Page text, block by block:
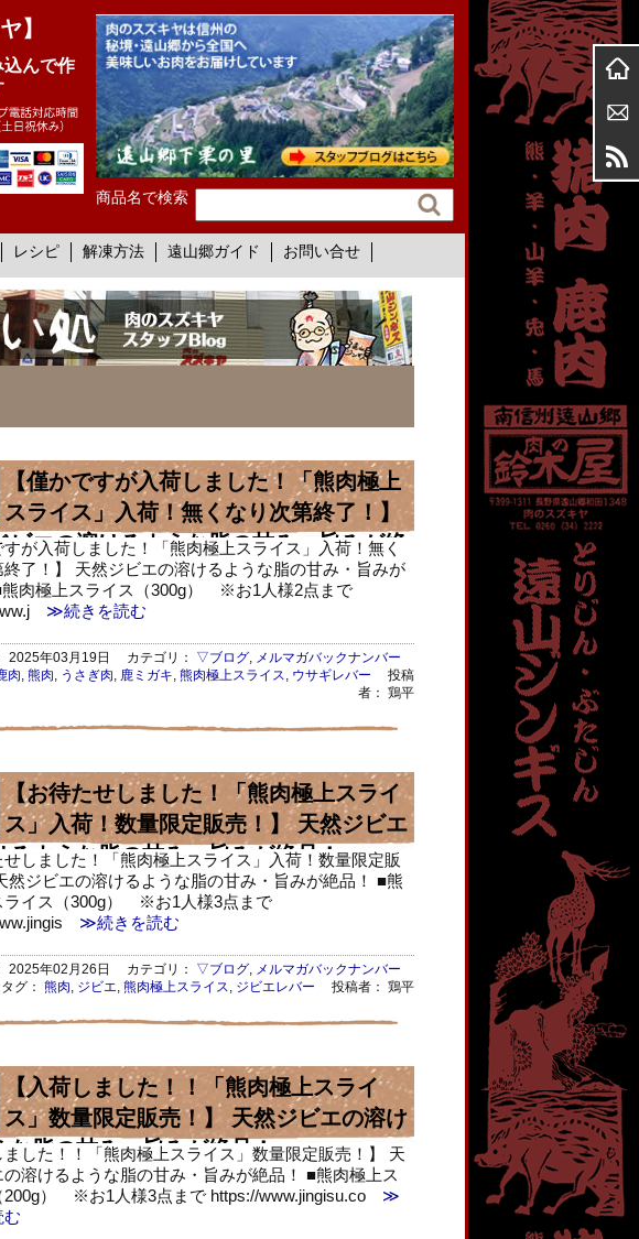
】
込んで作
商品名で検索
レシピ 解凍方法 遠山郷ガイド お問い合せ
【僅かですが入荷しました！「熊肉極上
スライス」入荷！無くなり次第終了！】
ビエの溶けるような脂の甘み・旨みが絶
すが入荷しました！「熊肉極上スライス」入荷！無く
終了！】 天然ジビエの溶けるような脂の甘み・旨みが
熊肉極上スライス（300g） ※お1人様2点まで
≫続きを読む
2025年03月19日 カテゴリ： ▽ブログ, メルマガバックナンバー
肉, 熊肉, うさぎ肉, 鹿ミガキ, 熊肉極上スライス, ウサギレバー
投稿
者： 鶏平
【お待たせしました！「熊肉極上スライ
ス」入荷！数量限定販売！】 天然ジビエ
るような脂の甘み・旨みが絶品！
せしました！「熊肉極上スライス」入荷！数量限定販
然ジビエの溶けるような脂の甘み・旨みが絶品！ ■熊
ライス（300g） ※お1人様3点まで
≫続きを読む
2025年02月26日 カテゴリ： ▽ブログ, メルマガバックナンバー
タグ： 熊肉, ジビエ, 熊肉極上スライス, ジビエレバー 投稿者： 鶏平
【入荷しました！！「熊肉極上スライ
ス」数量限定販売！】 天然ジビエの溶け
な脂の甘み・旨みが絶品！
ました！！「熊肉極上スライス」数量限定販売！】 天
溶けるような脂の甘み・旨みが絶品！ ■熊肉極上ス
200g） ※お1人様3点まで https://www.jingisu.co≫
む